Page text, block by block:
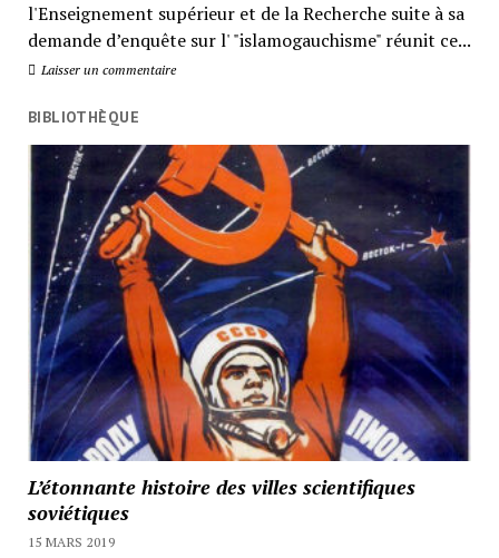
l'Enseignement supérieur et de la Recherche suite à sa
demande d’enquête sur l' "islamogauchisme" réunit ce...
Laisser un commentaire
BIBLIOTHÈQUE
L’étonnante histoire des villes scientifiques
soviétiques
15 MARS 2019